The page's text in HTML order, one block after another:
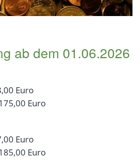
ab dem 01.06.2026
Euro
Euro
Euro
Euro